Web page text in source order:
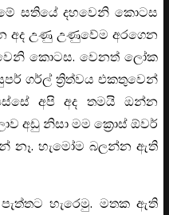
සතියේ දහවෙනි කොටස
අද උණු උණුවේම අරගෙන
වෙනි කොටස. වෙනත් ලෝක
ගර්ල් ත්‍රිත්වය එකතුවෙන්
අපි අද තමයි ඔන්න
අඩු නිසා මම ක්‍රොස් ඕවර්
නෑ. හැමෝම බලන්න ඇති
හැරෙමු. මතක ඇති